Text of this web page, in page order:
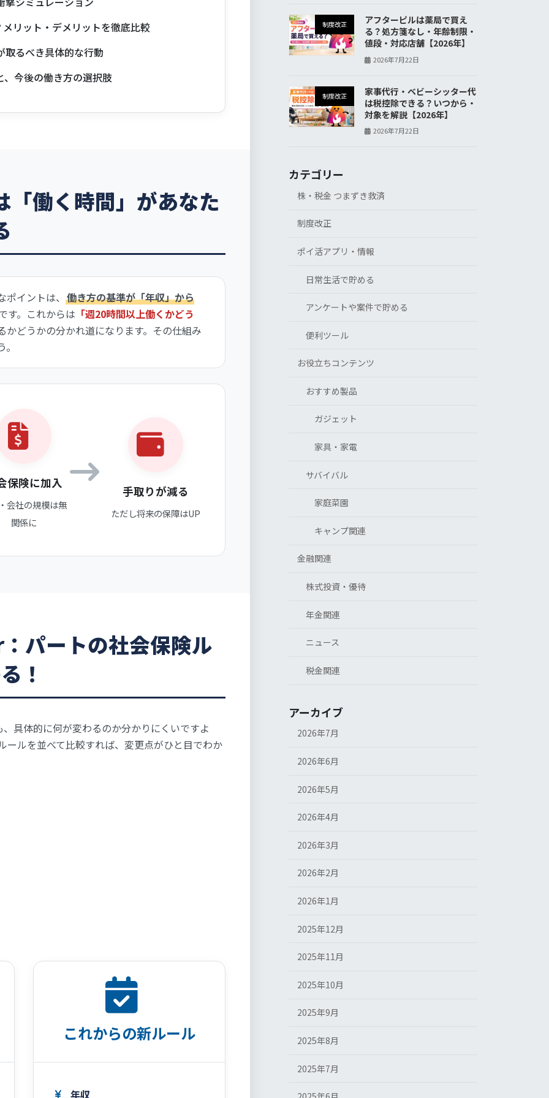
リット・デメリットを徹底比較
取るべき具体的な行動
、今後の働き方の選択肢
「働く時間」があなた
イントは、 働き方の基準が「年収」から
す。これからは 「週20時間以上働くかどう
かどうかの分かれ道になります。その仕組み
保険に加入
会社の規模は無
関係に
手取りが減る
ただし将来の保障はUP
パートの社会保険ル
！
具体的に何が変わるのか分かりにくいですよ
ールを並べて比較すれば、変更点がひと目でわか
これからの新ルール
年収
制度改正
アフターピルは薬局で買え
る？処方箋なし・年齢制限・
値段・対応店舗【2026年】
2026年7月22日
制度改正
家事代行・ベビーシッター代
は税控除できる？いつから・
対象を解説【2026年】
2026年7月22日
カテゴリー
株・税金 つまずき救済
制度改正
ポイ活アプリ・情報
日常生活で貯める
アンケートや案件で貯める
便利ツール
お役立ちコンテンツ
おすすめ製品
ガジェット
家具・家電
サバイバル
家庭菜園
キャンプ関連
金融関連
株式投資・優待
年金関連
ニュース
税金関連
アーカイブ
2026年7月
2026年6月
2026年5月
2026年4月
2026年3月
2026年2月
2026年1月
2025年12月
2025年11月
2025年10月
2025年9月
2025年8月
2025年7月